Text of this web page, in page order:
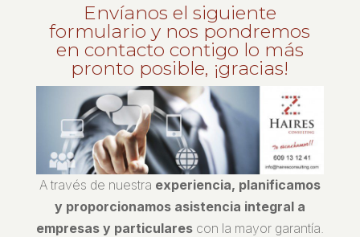
Envíanos el siguiente
formulario y nos pondremos
en contacto contigo lo más
pronto posible, ¡gracias!
A través de nuestra experiencia, planificamos
y proporcionamos asistencia integral a
empresas y particularescon la mayor garantía.